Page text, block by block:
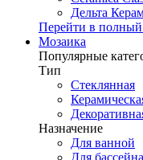
Дельта
Перейти в полный
Мозаика
Популярные
Тип
Стеклянная
Назначение
Для ванной
Для бассейна